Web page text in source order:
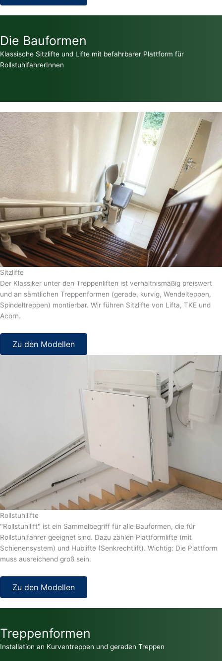
Die Bauformen
Klassische Sitzlifte und Lifte mit befahrbarer Plattform für
RollstuhlfahrerInnen
Sitzlifte
Der Klassiker unter den Treppenliften ist verhältnismäßig preiswert
und an sämtlichen Treppenformen (gerade, kurvig, Wendelteppen,
Spindeltreppen) montierbar. Wir führen Sitzlifte von Lifta, TKE und
Acorn.
Zu den Modellen
Rollstuhllifte
"Rollstuhllift" ist ein Sammelbegriff für alle Bauformen, die für
Rollstuhlfahrer geeignet sind. Dazu zählen Plattformlifte (mit
Schienensystem) und Hublifte (Senkrechtlift). Wichtig: Die Plattform
muss ausreichend groß sein.
Zu den Modellen
Treppenformen
Installation an Kurventreppen und geraden Treppen